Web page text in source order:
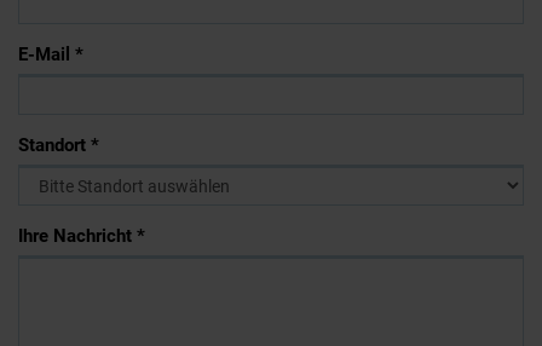
E-Mail *
Standort *
Ihre Nachricht *